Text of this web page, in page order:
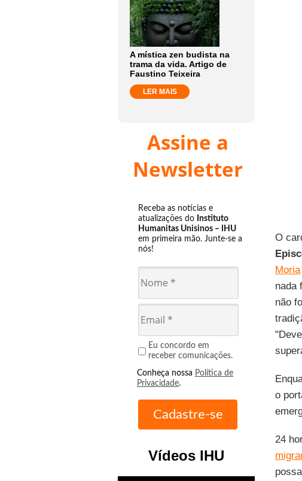
A mística zen budista na
trama da vida. Artigo de
Faustino Teixeira
LER MAIS
Assine a
Newsletter
Receba as notícias e
atualizações do Instituto
Humanitas Unisinos – IHU
em primeira mão. Junte-se a
nós!
Eu concordo em
receber comunicações.
Conheça nossa Política de
Privacidade.
Vídeos IHU
O
Moria
nada
não
o
24